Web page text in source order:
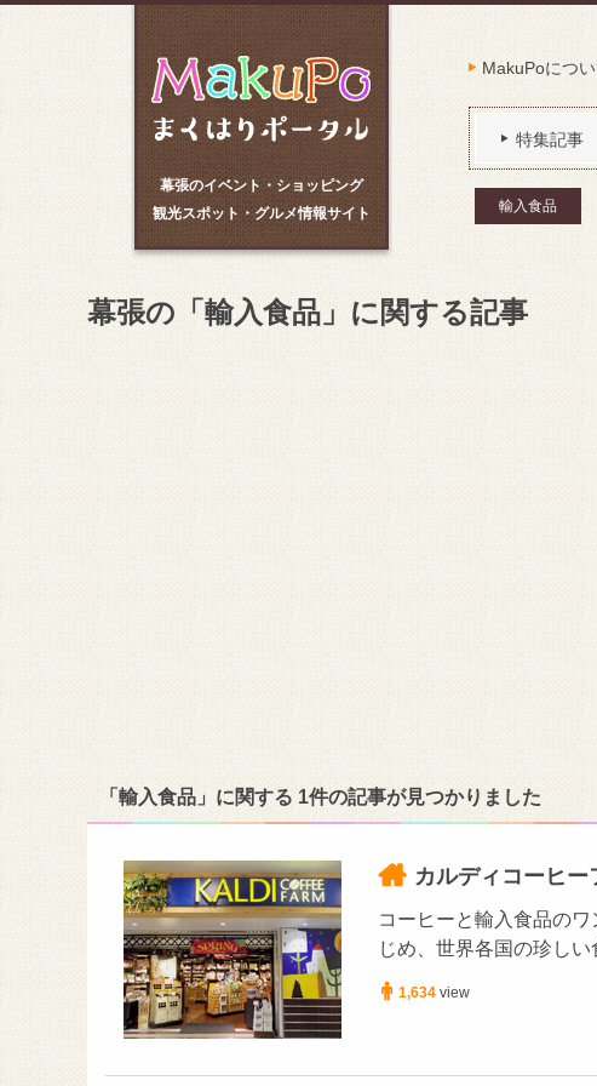
幕張のイベント・ショッピング
観光スポット・グルメ情報サイト
MakuPoにつ
特集記事
輸入食品
幕張の「輸入食品」に関する記事
「輸入食品」に関する 1件の記事が見つかりました
カルディコーヒー
コーヒーと輸入食品の
じめ、世界各国の珍し
1,634 view